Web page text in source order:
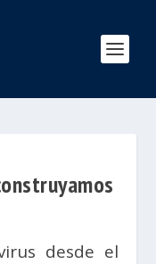
desde el